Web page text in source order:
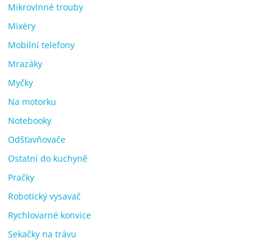
Mikrovlnné trouby
Mixéry
Mobilní telefony
Mrazáky
Myčky
Na motorku
Notebooky
Odšťavňovače
Ostatní do kuchyně
Pračky
Robotický vysavač
Rychlovarné konvice
Sekačky na trávu